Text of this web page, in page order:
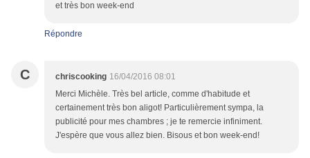
et très bon week-end
Répondre
C chriscooking 16/04/2016 08:01
Merci Michèle. Très bel article, comme d'habitude et
certainement très bon aligot! Particulièrement sympa, la
publicité pour mes chambres ; je te remercie infiniment.
J'espère que vous allez bien. Bisous et bon week-end!